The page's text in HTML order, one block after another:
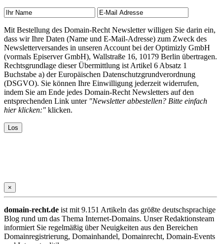
Mit Bestellung des Domain-Recht Newsletter willigen Sie darin ein,
dass wir Ihre Daten (Name und E-Mail-Adresse) zum Zweck des
Newsletterversandes in unseren Account bei der Optimizly GmbH
(vormals Episerver GmbH), Wallstraße 16, 10179 Berlin übertragen.
Rechtsgrundlage dieser Übermittlung ist Artikel 6 Absatz 1
Buchstabe a) der Europäischen Datenschutzgrundverordnung
(DSGVO). Sie können Ihre Einwilligung jederzeit widerrufen,
indem Sie am Ende jedes Domain-Recht Newsletters auf den
entsprechenden Link unter "Newsletter abbestellen? Bitte einfach
hier klicken:" klicken.
×
domain-recht.de ist mit 9.151 Artikeln das größte deutschsprachige
Blog rund um das Thema Internet-Domains. Unser Redaktionsteam
informiert Sie regelmäßig über Neuigkeiten aus den Bereichen
Domainregistrierung, Domainhandel, Domainrecht, Domain-Events